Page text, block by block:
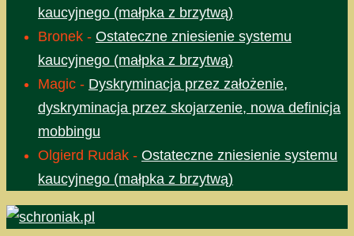
kaucyjnego (małpka z brzytwą)
Bronek - Ostateczne zniesienie systemu
kaucyjnego (małpka z brzytwą)
Magic - Dyskryminacja przez założenie,
dyskryminacja przez skojarzenie, nowa definicja
mobbingu
Olgierd Rudak - Ostateczne zniesienie systemu
kaucyjnego (małpka z brzytwą)